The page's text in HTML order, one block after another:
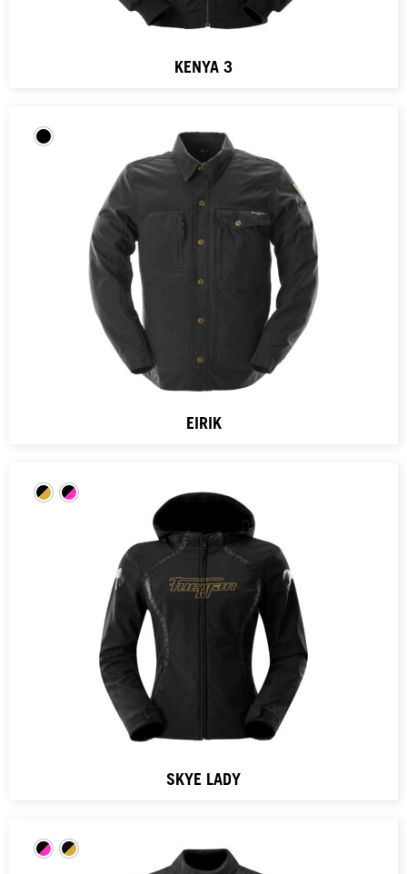
KENYA 3
EIRIK
SKYE LADY